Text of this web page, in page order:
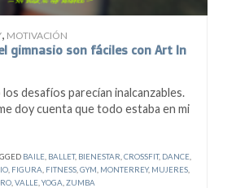
, MOTIVACIÓN
gimnasio son fáciles con Art In
los desafíos parecían inalcanzables.
doy cuenta que todo estaba en mi
BAILE BALLET, BIENESTAR CROSSFIT, DANCE
FIGURA FITNESS GYM MONTERREY, MUJERES
VALLE ,YOGA ZUMBA